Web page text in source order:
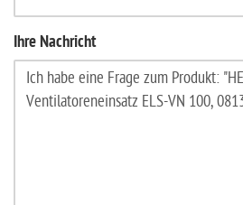
Ihre Nachricht